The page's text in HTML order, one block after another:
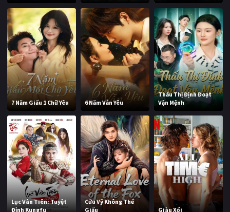
7 Năm Giấu 1 Chữ Yêu 6 Năm Vẫn Yêu
Thấu Thị Định Đoạt
Vận Mệnh
Lục Vân Tiên: Tuyệt
Đỉnh Kungfu
Cửu Vỹ Không Thể
Giấu
Giàu Xổi